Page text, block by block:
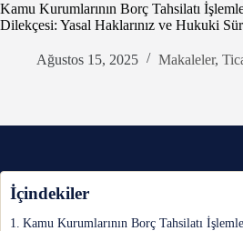
Kamu Kurumlarının Borç Tahsilatı
Dilekçesi: Yasal Haklarınız ve Hukuki
Ağustos 15, 2025 Makaleler,
İçindekiler
Kamu Kurumlarının Borç Tahsilatı